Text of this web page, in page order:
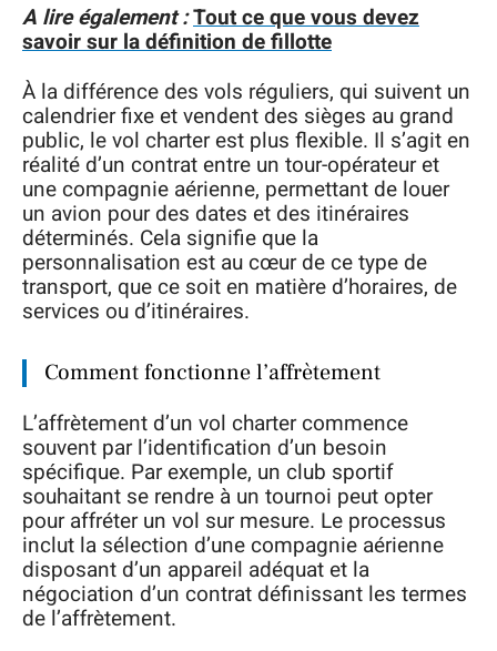
A lire également :Tout ce que vous devez
savoir sur la définition de fillotte
À la différence des vols réguliers, qui suivent un
calendrier fixe et vendent des sièges au grand
public, le vol charter est plus flexible. Il s’agit en
réalité d’un contrat entre un tour-opérateur et
une compagnie aérienne, permettant de louer
un avion pour des dates et des itinéraires
déterminés. Cela signifie que la
personnalisation est au cœur de ce type de
transport, que ce soit en matière d’horaires, de
services ou d’itinéraires.
Comment fonctionne l’affrètement
L’affrètement d’un vol charter commence
souvent par l’identification d’un besoin
spécifique. Par exemple, un club sportif
souhaitant se rendre à un tournoi peut opter
pour affréter un vol sur mesure. Le processus
inclut la sélection d’une compagnie aérienne
disposant d’un appareil adéquat et la
négociation d’un contrat définissant les termes
de l’affrètement.